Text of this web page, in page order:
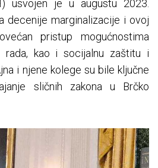
usvojen je u augustu 2023.
decenije marginalizacije i ovoj
pristup mogućnostima
rada, kao i socijalnu zaštitu i
i njene kolege su bile ključne
sličnih zakona u Brčko